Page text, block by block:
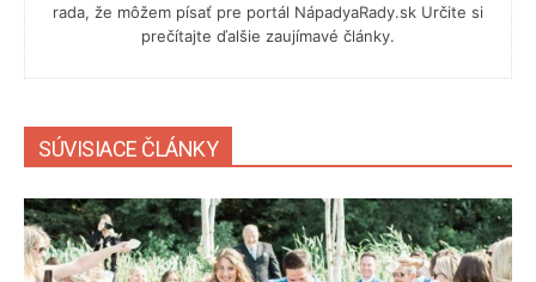
rada, že môžem písať pre portál NápadyaRady.sk Určite si
prečítajte ďalšie zaujímavé články.
SÚVISIACE ČLÁNKY